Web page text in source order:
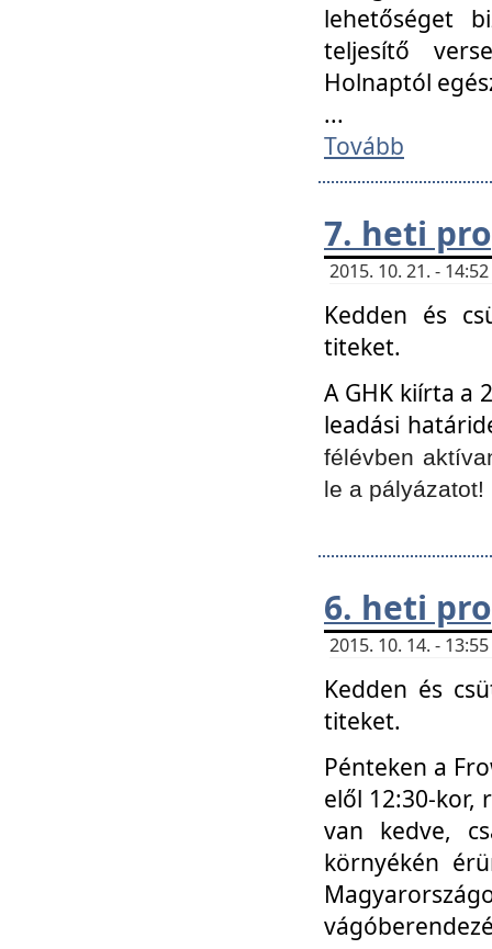
lehetőséget
teljesítő
Holnaptól
...
Tovább
7. heti
2015. 10. 21. -
Kedden és
titeket.
A GHK kiírta a
leadási
félévben
le a pályázatot!
6. heti
2015. 10. 14. -
Kedden és
titeket.
Pénteken a
elől 12:30-kor,
van kedve,
környékén